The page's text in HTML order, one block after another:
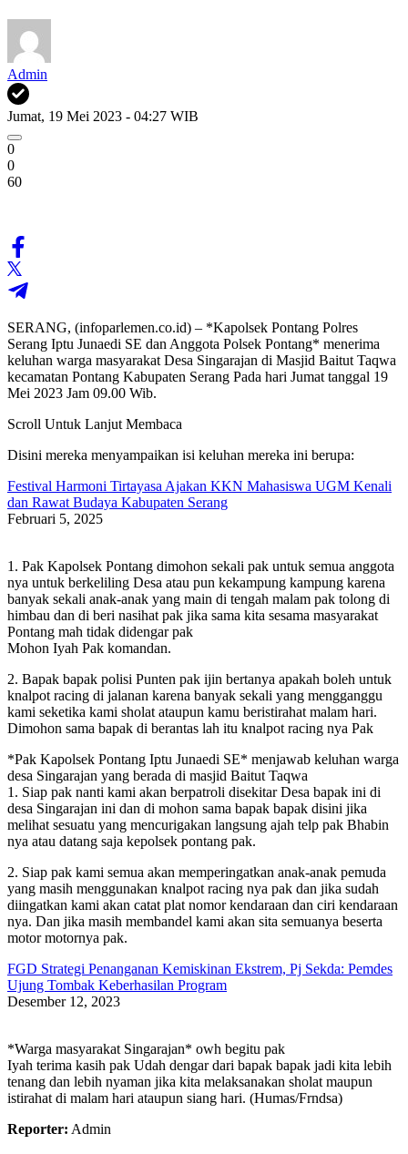
Admin
Jumat, 19 Mei 2023 - 04:27 WIB
0
0
60
SERANG, (infoparlemen.co.id) – *Kapolsek Pontang Polres
Serang Iptu Junaedi SE dan Anggota Polsek Pontang* menerima
keluhan warga masyarakat Desa Singarajan di Masjid Baitut Taqwa
kecamatan Pontang Kabupaten Serang Pada hari Jumat tanggal 19
Mei 2023 Jam 09.00 Wib.
Scroll Untuk Lanjut Membaca
Disini mereka menyampaikan isi keluhan mereka ini berupa:
Festival Harmoni Tirtayasa Ajakan KKN Mahasiswa UGM Kenali
dan Rawat Budaya Kabupaten Serang
Februari 5, 2025
1. Pak Kapolsek Pontang dimohon sekali pak untuk semua anggota
nya untuk berkeliling Desa atau pun kekampung kampung karena
banyak sekali anak-anak yang main di tengah malam pak tolong di
himbau dan di beri nasihat pak jika sama kita sesama masyarakat
Pontang mah tidak didengar pak
Mohon Iyah Pak komandan.
2. Bapak bapak polisi Punten pak ijin bertanya apakah boleh untuk
knalpot racing di jalanan karena banyak sekali yang mengganggu
kami seketika kami sholat ataupun kamu beristirahat malam hari.
Dimohon sama bapak di berantas lah itu knalpot racing nya Pak
*Pak Kapolsek Pontang Iptu Junaedi SE* menjawab keluhan warga
desa Singarajan yang berada di masjid Baitut Taqwa
1. Siap pak nanti kami akan berpatroli disekitar Desa bapak ini di
desa Singarajan ini dan di mohon sama bapak bapak disini jika
melihat sesuatu yang mencurigakan langsung ajah telp pak Bhabin
nya atau datang saja kepolsek pontang pak.
2. Siap pak kami semua akan memperingatkan anak-anak pemuda
yang masih menggunakan knalpot racing nya pak dan jika sudah
diingatkan kami akan catat plat nomor kendaraan dan ciri kendaraan
nya. Dan jika masih membandel kami akan sita semuanya beserta
motor motornya pak.
FGD Strategi Penanganan Kemiskinan Ekstrem, Pj Sekda: Pemdes
Ujung Tombak Keberhasilan Program
Desember 12, 2023
*Warga masyarakat Singarajan* owh begitu pak
Iyah terima kasih pak Udah dengar dari bapak bapak jadi kita lebih
tenang dan lebih nyaman jika kita melaksanakan sholat maupun
istirahat di malam hari ataupun siang hari. (Humas/Frndsa)
Reporter: Admin